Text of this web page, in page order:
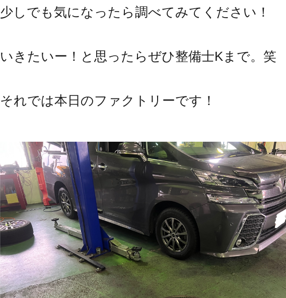
少しでも気になったら調べてみてください！
いきたいー！と思ったらぜひ整備士Kまで。笑
それでは本日のファクトリーです！